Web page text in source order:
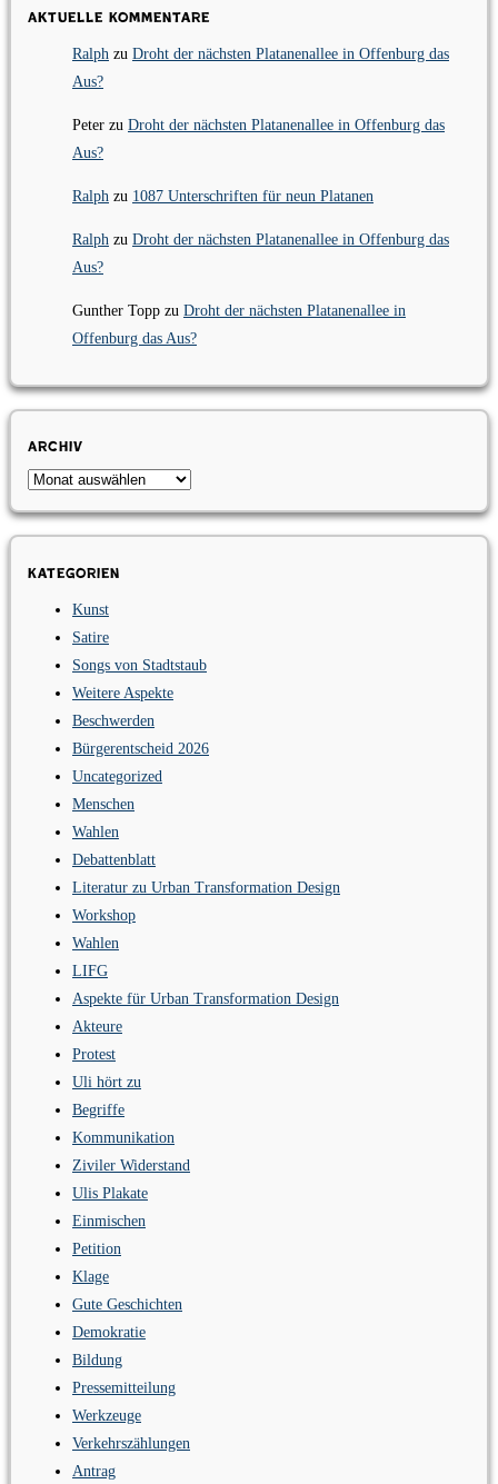
Aktuelle Kommentare
Ralph zu Droht der nächsten Platanenallee in Offenburg das
Aus?
Peter zu Droht der nächsten Platanenallee in Offenburg das
Aus?
Ralph zu 1087 Unterschriften für neun Platanen
Ralph zu Droht der nächsten Platanenallee in Offenburg das
Aus?
Gunther Topp zu Droht der nächsten Platanenallee in
Offenburg das Aus?
Archiv
Archiv
Kategorien
Kunst
Satire
Songs von Stadtstaub
Weitere Aspekte
Beschwerden
Bürgerentscheid 2026
Uncategorized
Menschen
Wahlen
Debattenblatt
Literatur zu Urban Transformation Design
Workshop
Wahlen
LIFG
Aspekte für Urban Transformation Design
Akteure
Protest
Uli hört zu
Begriffe
Kommunikation
Ziviler Widerstand
Ulis Plakate
Einmischen
Petition
Klage
Gute Geschichten
Demokratie
Bildung
Pressemitteilung
Werkzeuge
Verkehrszählungen
Antrag